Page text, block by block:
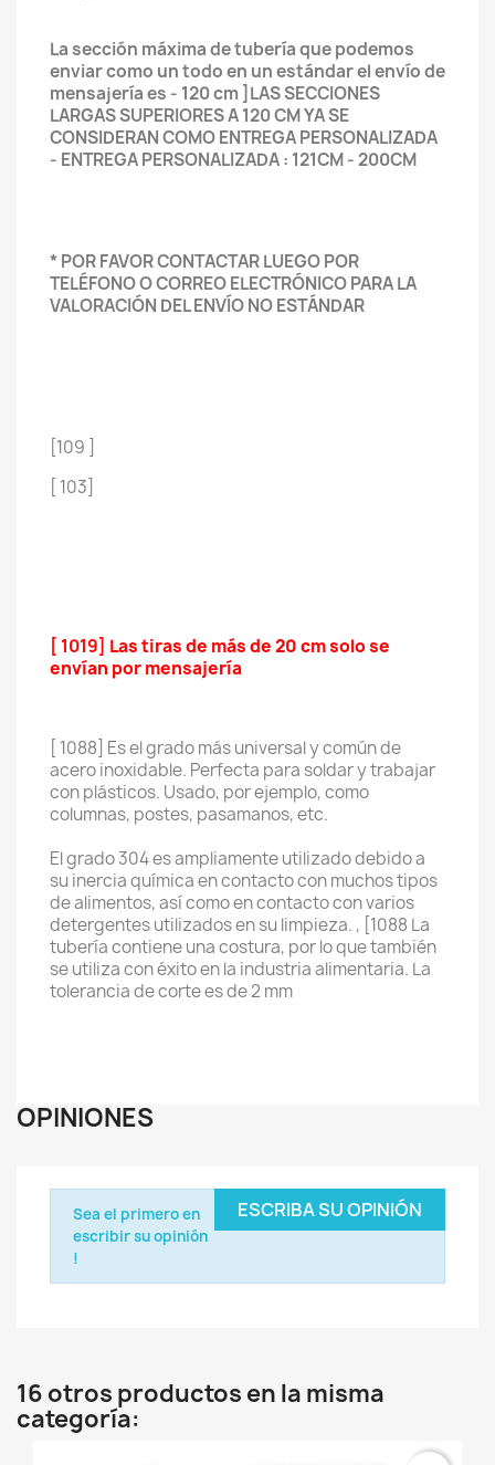
La sección máxima de tubería que podemos
enviar como un todo en un estándar el envío de
mensajería es - 120 cm ]LAS SECCIONES
LARGAS SUPERIORES A 120 CM YA SE
CONSIDERAN COMO ENTREGA PERSONALIZADA
- ENTREGA PERSONALIZADA : 121CM - 200CM
* POR FAVOR CONTACTAR LUEGO POR
TELÉFONO O CORREO ELECTRÓNICO PARA LA
VALORACIÓN DEL ENVÍO NO ESTÁNDAR
[109 ]
[ 103]
[ 1019] Las tiras de más de 20 cm solo se
envían por mensajería
[ 1088] Es el grado más universal y común de
acero inoxidable. Perfecta para soldar y trabajar
con plásticos. Usado, por ejemplo, como
columnas, postes, pasamanos, etc.
El grado 304 es ampliamente utilizado debido a
su inercia química en contacto con muchos tipos
de alimentos, así como en contacto con varios
detergentes utilizados en su limpieza. , [1088 La
tubería contiene una costura, por lo que también
se utiliza con éxito en la industria alimentaria. La
tolerancia de corte es de 2 mm
OPINIONES
ESCRIBA SU OPINIÓN
Sea el primero en
escribir su opinión
!
16 otros productos en la misma
categoría: